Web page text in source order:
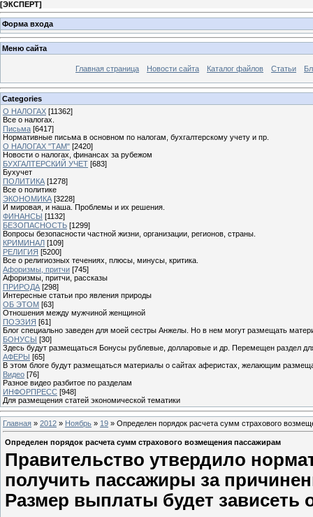
[ЭКСПЕРТ]
Форма входа
Меню сайта
Главная страница Новости сайта Каталог файлов Статьи
Categories
О НАЛОГАХ [11362]
Все о налогах.
Письма [6417]
Нормативные письма в основном по налогам, бухгалтерскому учету и пр.
О НАЛОГАХ "ТАМ" [2420]
Новости о налогах, финансах за рубежом
БУХГАЛТЕРСКИЙ УЧЕТ [683]
Бухучет
ПОЛИТИКА [1278]
Все о политике
ЭКОНОМИКА [3228]
И мировая, и наша. Проблемы и их решения.
ФИНАНСЫ [1132]
БЕЗОПАСНОСТЬ [1299]
Вопросы безопасности частной жизни, организации, регионов, страны.
КРИМИНАЛ [109]
РЕЛИГИЯ [5200]
Все о религиозных течениях, плюсы, минусы, критика.
Афоризмы, притчи [745]
Афоризмы, притчи, рассказы
ПРИРОДА [298]
Интересные статьи про явления природы
ОБ ЭТОМ [63]
Отношения между мужчиной женщиной
ПОЭЗИЯ [61]
Блог специально заведен для моей сестры Анжелы. Но в нем могут размещать
БОНУСЫ [30]
Здесь будут размещаться Бонусы рублевые, долларовые и др. Перемещен раздел
АФЕРЫ [65]
В этом блоге будут размещаться материалы о сайтах аферистах, желающим
Видео [76]
Разное видео разбитое по разделам
ИНФОРПРЕСС [948]
Для размещения статей экономической тематики
Главная » 2012 » Ноябрь » 19 » Определен порядок расчета сумм страхового
Определен порядок расчета сумм страхового возмещения пассажирам
Правительство утвердило
получить пассажиры за
Размер выплаты будет зависеть